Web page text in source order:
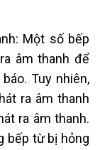
Một số bếp
âm thanh để
Tuy nhiên,
ra âm thanh
ra âm thanh.
bếp từ bị hỏng